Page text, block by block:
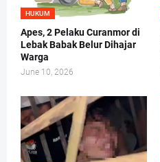
HUKUM
Apes, 2 Pelaku Curanmor di
Lebak Babak Belur Dihajar
Warga
June 10, 2026